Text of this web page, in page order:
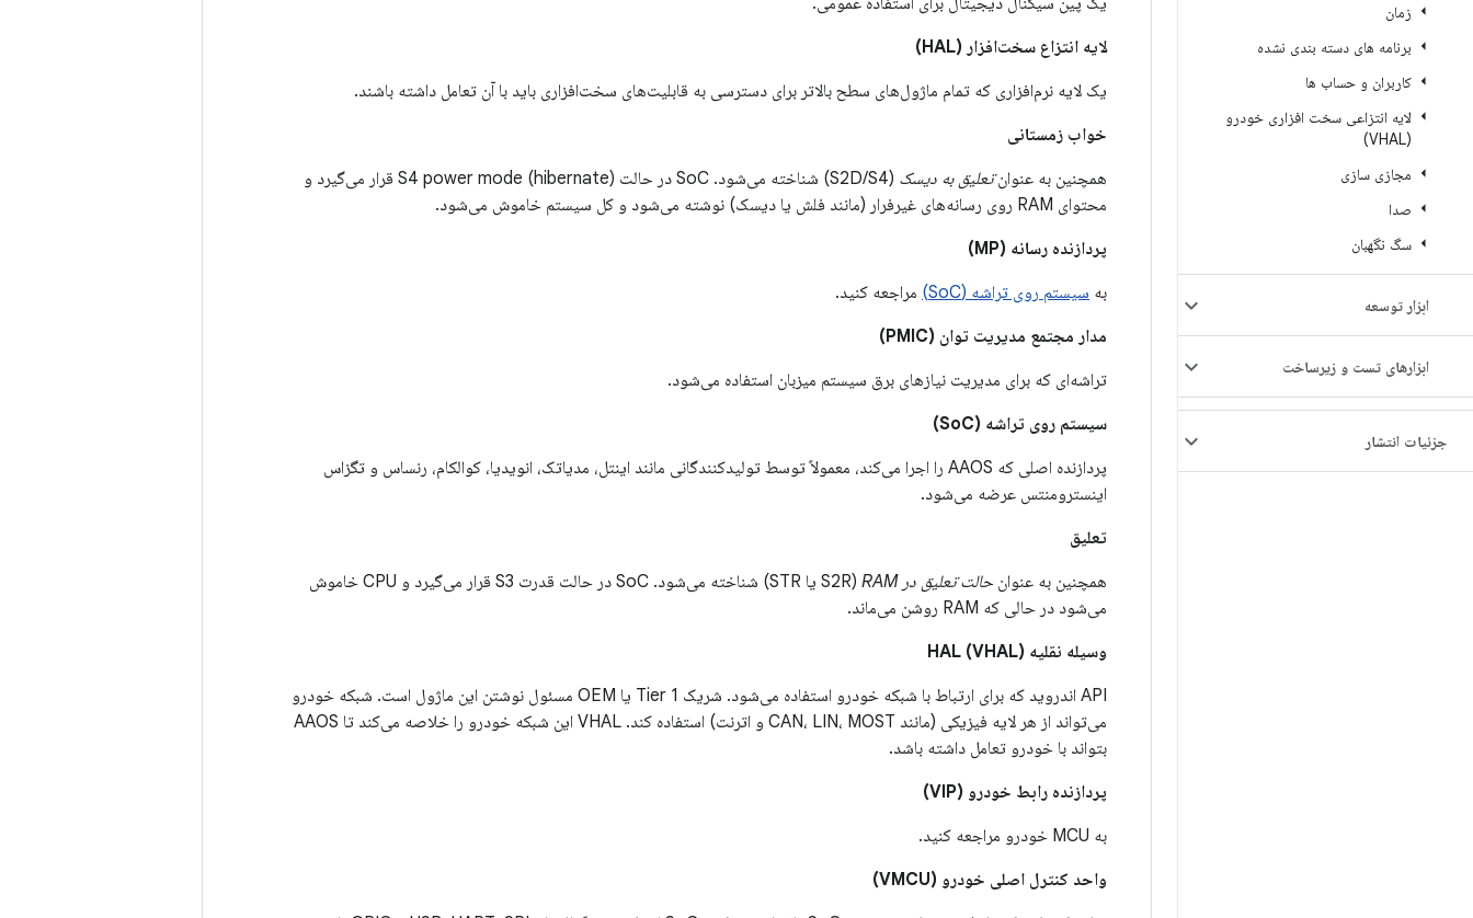
زمان
برنامه های دسته بندی نشده
کاربران و حساب ها
لایه انتزاعی سخت افزاری خودرو
(VHAL)
مجازی سازی
صدا
سگ نگهبان
ابزار توسعه
ابزارهای تست و زیرساخت
جزئیات انتشار
لایه انتزاع سخت‌افزار (HAL)
یک لایه نرم‌افزاری که تمام ماژول‌های سطح بالاتر برای دسترسی به قابلیت‌های سخت‌افزاری باید با آن تعامل داشته باشند.
خواب زمستانی
همچنین به عنوانتعلیق به دیسک
(S2D/S4) شناخته می‌شود. SoC در حالت S4 power mode (hibernate) قرار می‌گیرد و
محتوای RAM روی رسانه‌های غیرفرار (مانند فلش یا دیسک) نوشته می‌شود و کل سیستم خاموش می‌شود.
پردازنده رسانه (MP)
به سیستم روی تراشه (SoC)
مراجعه کنید.
مدار مجتمع مدیریت توان (PMIC)
تراشه‌ای که برای مدیریت نیازهای برق سیستم میزبان استفاده می‌شود.
سیستم روی تراشه (SoC)
پردازنده اصلی که AAOS را اجرا می‌کند، معمولاً توسط تولیدکنندگانی مانند اینتل، مدیاتک، انویدیا، کوالکام، رنساس و تگزاس
اینسترومنتس عرضه می‌شود.
تعلیق
همچنین به عنوان حالت تعلیق در RAM
(S2R یا STR) شناخته می‌شود. SoC در حالت قدرت S3 قرار می‌گیرد و CPU خاموش
می‌شود در حالی که RAM روشن می‌ماند.
وسیله نقلیه HAL (VHAL)
API اندروید که برای ارتباط با شبکه خودرو استفاده می‌شود. شریک Tier 1 یا OEM مسئول نوشتن این ماژول است. شبکه خودرو
می‌تواند از هر لایه فیزیکی (مانند CAN، LIN، MOST و اترنت) استفاده کند. VHAL این شبکه خودرو را خلاصه می‌کند تا AAOS
بتواند با خودرو تعامل داشته باشد.
پردازنده رابط خودرو (VIP)
به MCU خودرو مراجعه کنید.
واحد کنترل اصلی خودرو (VMCU)